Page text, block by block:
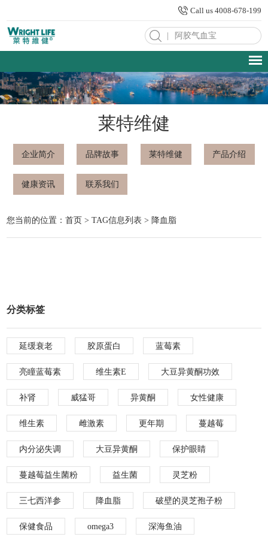
Call us 4008-678-199
莱特维健
企业简介 品牌故事 莱特维健 产品介绍
健康资讯 联系我们
您当前的位置：首页 > TAG信息列表 > 降血脂
分类标签
延缓衰老 胶原蛋白 蓝莓素
亮瞳蓝莓素 维生素E 大豆异黄酮功效
补肾 威猛哥 异黄酮 女性健康
维生素 雌激素 更年期 蔓越莓
内分泌失调 大豆异黄酮 保护眼睛
蔓越莓益生菌粉 益生菌 灵芝粉
三七西洋参 降血脂 破壁的灵芝孢子粉
保健食品 omega3 深海鱼油